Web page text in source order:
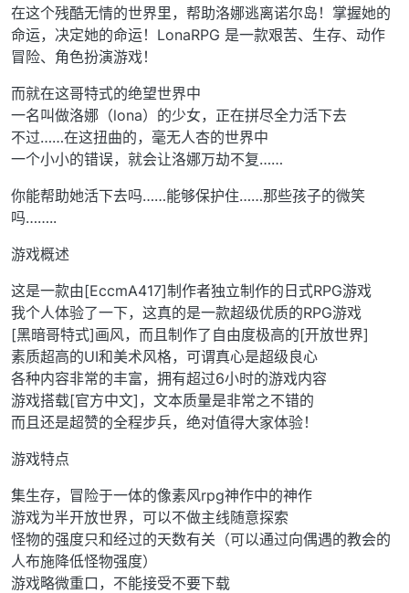
在这个残酷无情的世界里，帮助洛娜逃离诺尔岛！掌握她的
命运，决定她的命运！LonaRPG 是一款艰苦、生存、动作
冒险、角色扮演游戏！
而就在这哥特式的绝望世界中
一名叫做洛娜（lona）的少女，正在拼尽全力活下去
不过……在这扭曲的，毫无人杏的世界中
一个小小的错误，就会让洛娜万劫不复……
你能帮助她活下去吗……能够保护住……那些孩子的微笑
吗……..
游戏概述
这是一款由[EccmA417]制作者独立制作的日式RPG游戏
我个人体验了一下，这真的是一款超级优质的RPG游戏
[黑暗哥特式]画风，而且制作了自由度极高的[开放世界]
素质超高的UI和美术风格，可谓真心是超级良心
各种内容非常的丰富，拥有超过6小时的游戏内容
游戏搭载[官方中文]，文本质量是非常之不错的
而且还是超赞的全程步兵，绝对值得大家体验！
游戏特点
集生存，冒险于一体的像素风rpg神作中的神作
游戏为半开放世界，可以不做主线随意探索
怪物的强度只和经过的天数有关（可以通过向偶遇的教会的
人布施降低怪物强度）
游戏略微重口，不能接受不要下载